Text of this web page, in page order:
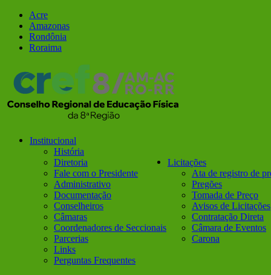
para
conteúdo
Facebook
Instagram
Acre
Amazonas
Rondônia
Roraima
Institucional
História
Diretoria
Fale com o Presidente
Administrativo
Documentação
Conselheiros
Câmaras
Coordenadores de Seccionais
Parcerias
Links
Perguntas Frequentes
Licitações
Ata de registro de
Pregões
Tomada de Preço
Avisos de Licitações
Contratação Direta
Câmara de Eventos
Carona